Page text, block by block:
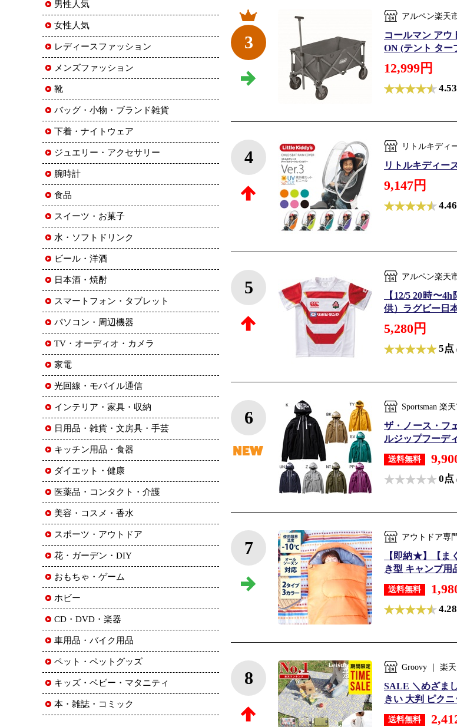
3
アルペン楽天
コールマン アウ
ON (テント ター
12,999円
4
リトルキディ
リトルキディー
9,147円
5
アルペン楽天
【12/5 20時〜
供）ラグビー日
5,280円
5点
6
Sportsman 楽
ザ・ノース・フ
ルジップフーデ
送料無料
0点
7
アウトドア専
【即納★】【ま
き型 キャンプ用
送料無料
8
Groovy ｜ 楽
SALE ＼めざま
きい 大判 ピク
送料無料
男性人気
女性人気
レディースファッション
メンズファッション
靴
バッグ・小物・ブランド雑貨
下着・ナイトウェア
ジュエリー・アクセサリー
腕時計
食品
スイーツ・お菓子
水・ソフトドリンク
ビール・洋酒
日本酒・焼酎
スマートフォン・タブレット
パソコン・周辺機器
TV・オーディオ・カメラ
家電
光回線・モバイル通信
インテリア・家具・収納
日用品・雑貨・文房具・手芸
キッチン用品・食器
ダイエット・健康
医薬品・コンタクト・介護
美容・コスメ・香水
スポーツ・アウトドア
花・ガーデン・DIY
おもちゃ・ゲーム
ホビー
CD・DVD・楽器
車用品・バイク用品
ペット・ペットグッズ
キッズ・ベビー・マタニティ
本・雑誌・コミック